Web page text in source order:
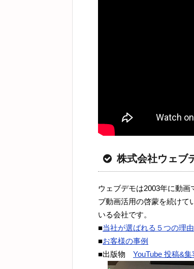
株式会社ウェブ
ウェブデモは2003年に動
ブ動画活用の啓蒙を続けて
いる会社です。
■当社が選ばれる５つの理由
■お客様の事例
■出版物 YouTube 投稿&